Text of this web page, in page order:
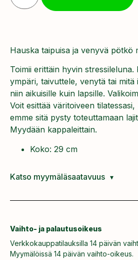
Hauska taipuisa ja venyvä pötkö
Toimii erittäin hyvin stressileluna.
ympäri, taivuttele, venytä tai mitä
niin aikuisille kuin lapsille.
Voit esittää väritoiveen
emme sitä pysty toteuttamaan
Myydään kappaleittain.
Koko: 29 cm
Katso myymäläsaatavuus
Vaihto- ja palautusoikeus
Verkkokauppatilauksilla 14 päivän
Myymälöissä 14 päivän vaihto-oikeus.